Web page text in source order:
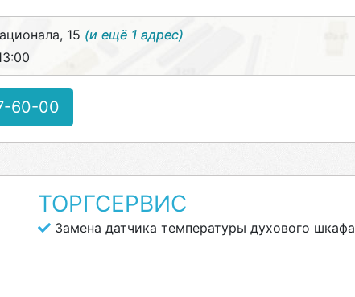
15 (и ещё 1 адрес)
60-00
ТОРГСЕРВИС
Замена датчика температуры духового шкафа